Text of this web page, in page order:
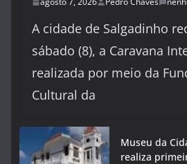
A cidade de Salgadinho
sábado (8), a Caravana
realizada por meio da
Cultural da
Museu da
realiza